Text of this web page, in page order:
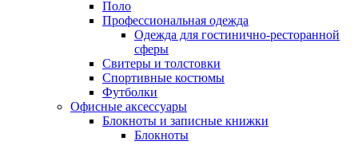
Поло
Профессиональная одежда
Одежда для гостинично-ресторанной
сферы
Свитеры и толстовки
Спортивные костюмы
Футболки
Офисные аксессуары
Блокноты и записные книжки
Блокноты